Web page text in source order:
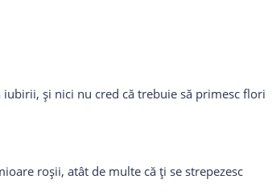
iubirii, și nici nu cred că trebuie să primesc flori
roșii, atât de multe că ți se strepezesc